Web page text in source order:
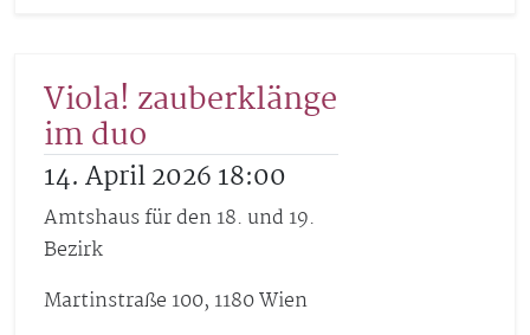
Viola! zauberklänge
im duo
14. April 2026 18:00
Amtshaus für den 18. und 19.
Bezirk
Martinstraße 100, 1180 Wien